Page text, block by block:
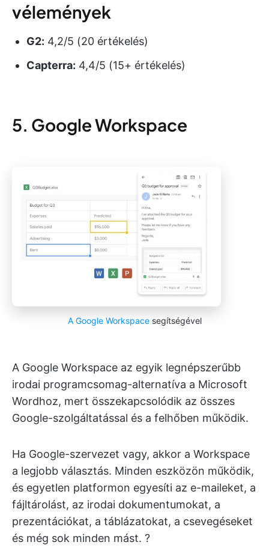
vélemények
G2: 4,2/5 (20 értékelés)
Capterra: 4,4/5 (15+ értékelés)
5. Google Workspace
A Google Workspacesegítségével
A Google Workspace az egyik legnépszerűbb
irodai programcsomag-alternatíva a Microsoft
Wordhoz, mert összekapcsolódik az összes
Google-szolgáltatással és a felhőben működik.
Ha Google-szervezet vagy, akkor a Workspace
a legjobb választás. Minden eszközön működik,
és egyetlen platformon egyesíti az e-maileket, a
fájltárolást, az irodai dokumentumokat, a
prezentációkat, a táblázatokat, a csevegéseket
és még sok minden mást. ?️